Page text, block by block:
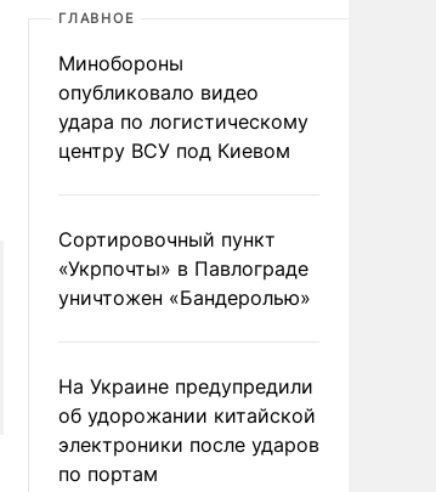
ГЛАВНОЕ
Минобороны
опубликовало видео
удара по логистическому
центру ВСУ под Киевом
Сортировочный пункт
«Укрпочты» в Павлограде
уничтожен «Бандеролью»
На Украине предупредили
об удорожании китайской
электроники после ударов
по портам